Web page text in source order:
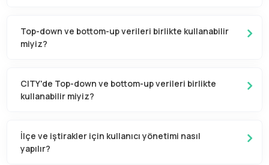
Top-down ve bottom-up verileri birlikte kullanabilir
miyiz?
CITY'de Top-down ve bottom-up verileri birlikte
kullanabilir miyiz?
İlçe ve iştirakler için kullanıcı yönetimi nasıl
yapılır?